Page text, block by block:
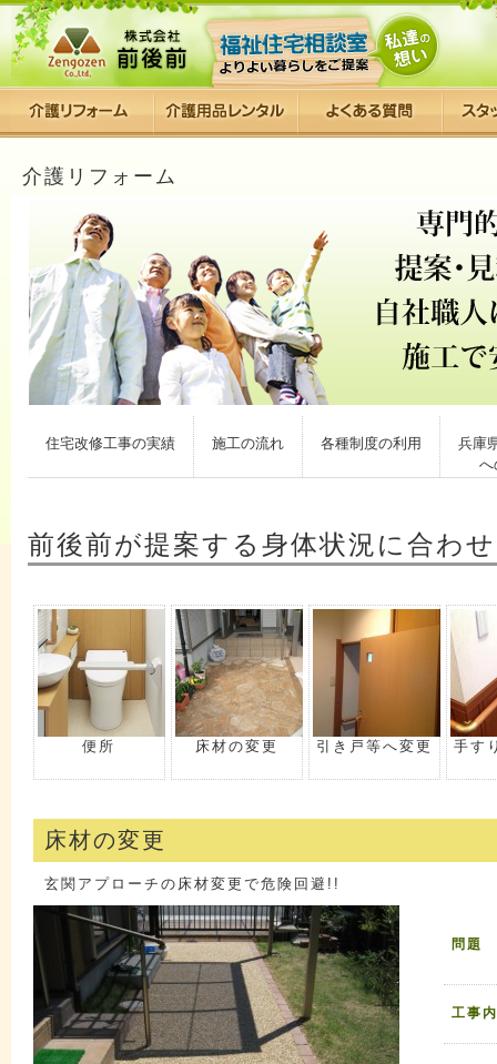
介護リフォーム
住宅改修工事の実績 施工の流れ 各種制度の利用
兵庫
へ
前後前が提案する身体状況に合わ
便所 床材の変更 引き戸等へ変更 手す
床材の変更
玄関アプローチの床材変更で危険回避!!
問題
工事